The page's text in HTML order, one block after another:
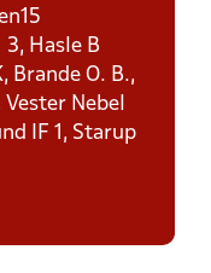
Hasle B
Brande O. B.,
Nebel
IF 1, Starup